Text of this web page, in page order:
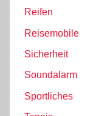
Reifen
Reisemobile
Sicherheit
Soundalarm
Sportliches